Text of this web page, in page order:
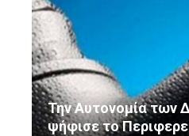
Την Αυτονομία των
ψήφισε το